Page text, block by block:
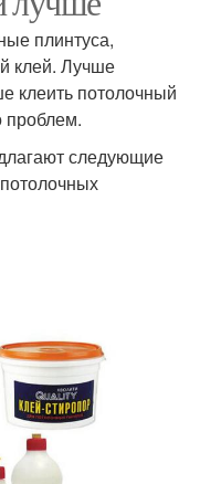
плинтуса,
клей. Лучше
клеить потолочный
проблем.
следующие